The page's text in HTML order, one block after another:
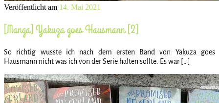
Veröffentlicht am 14. Mai 2021
[Manga] Yakuza goes Hausmann [2]
So richtig wusste ich nach dem ersten Band von Yakuza goes
Hausmann nicht was ich von der Serie halten sollte. Es war […]